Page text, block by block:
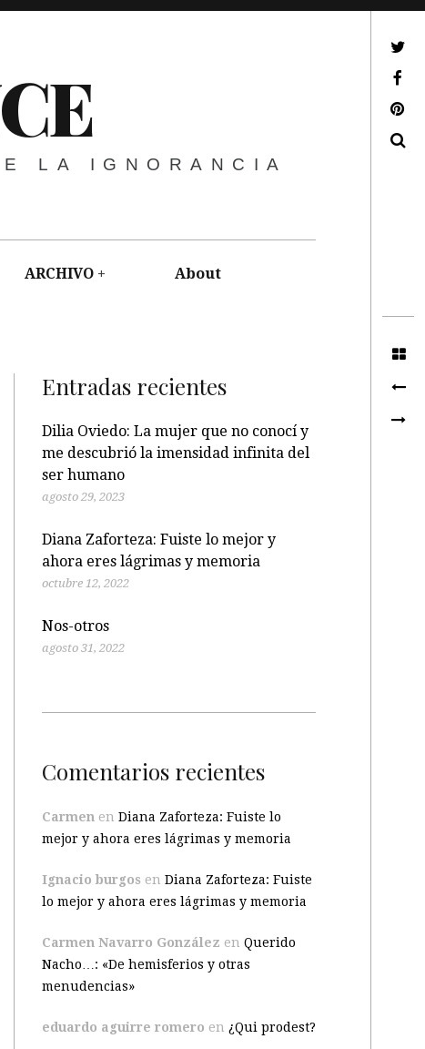
LA IGNORANCIA
ARCHIVO About
Entradas recientes
Dilia Oviedo: La mujer que no conocí y
me descubrió la imensidad infinita del
ser humano
agosto 29, 2023
Diana Zaforteza: Fuiste lo mejor y
ahora eres lágrimas y memoria
octubre 12, 2022
Nos-otros
agosto 31, 2022
Comentarios recientes
Carmen en Diana Zaforteza: Fuiste lo
mejor y ahora eres lágrimas y memoria
Ignacio burgos en Diana Zaforteza: Fuiste
lo mejor y ahora eres lágrimas y memoria
Carmen Navarro González en Querido
Nacho…: «De hemisferios y otras
menudencias»
eduardo aguirre romero en ¿Qui prodest?